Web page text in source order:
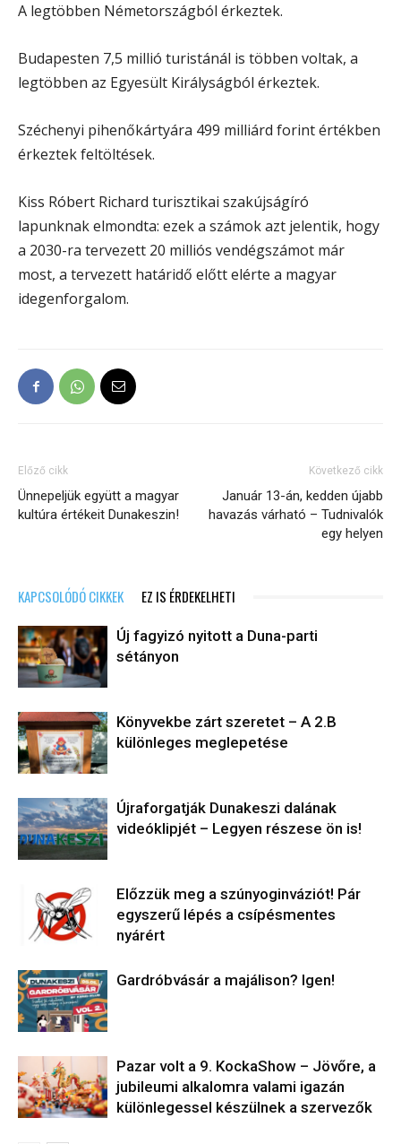
A legtöbben Németországból érkeztek.
Budapesten 7,5 millió turistánál is többen voltak, a
legtöbben az Egyesült Királyságból érkeztek.
Széchenyi pihenőkártyára 499 milliárd forint értékben
érkeztek feltöltések.
Kiss Róbert Richard turisztikai szakújságíró
lapunknak elmondta: ezek a számok azt jelentik, hogy
a 2030-ra tervezett 20 milliós vendégszámot már
most, a tervezett határidő előtt elérte a magyar
idegenforgalom.
Előző cikk
Ünnepeljük együtt a magyar
kultúra értékeit Dunakeszin!
Következő cikk
Január 13-án, kedden újabb
havazás várható – Tudnivalók
egy helyen
KAPCSOLÓDÓ CIKKEK EZ IS ÉRDEKELHETI
Új fagyizó nyitott a Duna-parti
sétányon
Könyvekbe zárt szeretet – A 2.B
különleges meglepetése
Újraforgatják Dunakeszi dalának
videóklipjét – Legyen részese ön is!
Előzzük meg a szúnyoginváziót! Pár
egyszerű lépés a csípésmentes
nyárért
Gardróbvásár a majálison? Igen!
Pazar volt a 9. KockaShow – Jövőre, a
jubileumi alkalomra valami igazán
különlegessel készülnek a szervezők